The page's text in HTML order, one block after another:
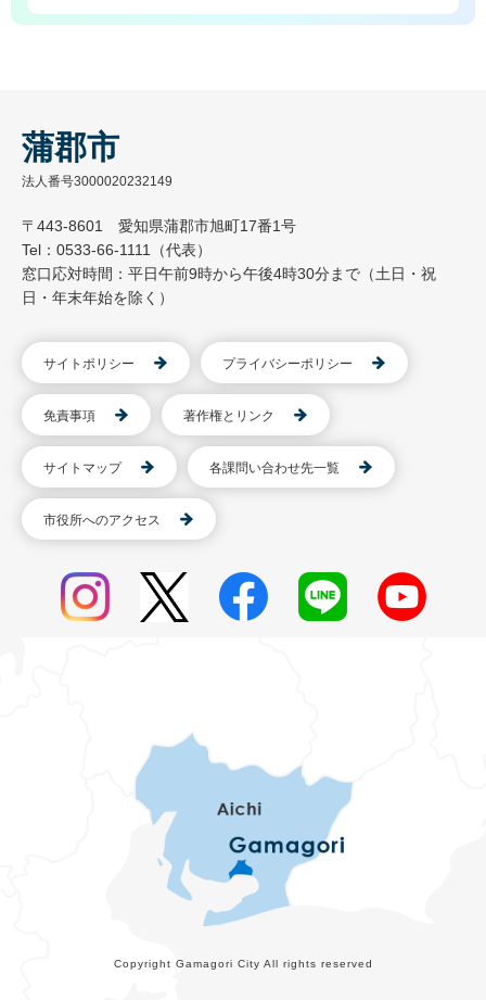
蒲郡市
法人番号3000020232149
〒443-8601 愛知県蒲郡市旭町17番1号
Tel：0533-66-1111（代表）
窓口応対時間：平日午前9時から午後4時30分まで（土日・祝
日・年末年始を除く）
サイトポリシー プライバシーポリシー
免責事項 著作権とリンク
サイトマップ 各課問い合わせ先一覧
市役所へのアクセス
Copyright Gamagori City All rights reserved